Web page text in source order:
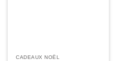
CADEAUX NOËL